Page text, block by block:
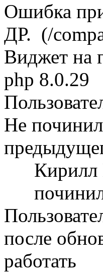
Ошибка
ДР. (/
Виджет на
php 8.0.29
Не
Кирилл
после
работать